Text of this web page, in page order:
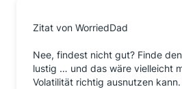
Zitat von WorriedDad
Nee, findest nicht gut? Finde
lustig … und das wäre vielleicht
Volatilität richtig ausnutzen